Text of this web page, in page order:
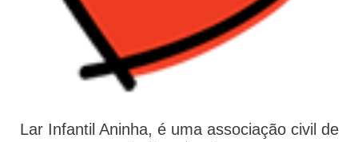
Lar Infantil Aninha, é uma associação civil de